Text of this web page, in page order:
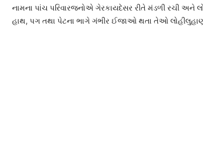
નામના પાંચ પરિવારજનોએ ગેરકાયદેસર રીતે મંડળી રચી અને
હાથ, પગ તથા પેટના ભાગે ગંભીર ઈજાઓ થતા તેઓ